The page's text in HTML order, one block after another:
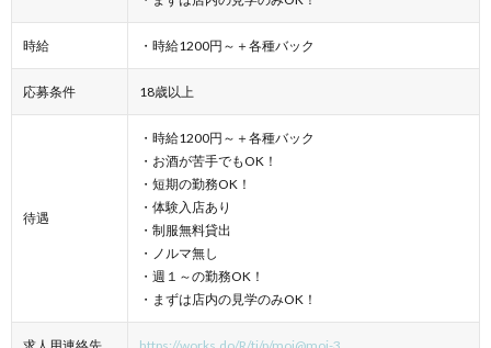
時給 ・時給1200円～＋各種バック
応募条件 18歳以上
待遇
・時給1200円～＋各種バック
・お酒が苦手でもOK！
・短期の勤務OK！
・体験入店あり
・制服無料貸出
・ノルマ無し
・週１～の勤務OK！
・まずは店内の見学のみOK！